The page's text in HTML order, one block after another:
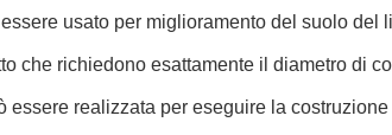
usato per miglioramento del suolo del
che richiedono esattamente il diametro di
essere realizzata per eseguire la